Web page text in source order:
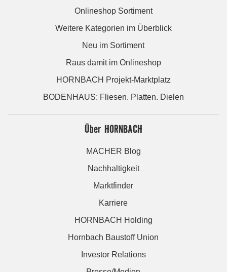
Onlineshop Sortiment
Weitere Kategorien im Überblick
Neu im Sortiment
Raus damit im Onlineshop
HORNBACH Projekt-Marktplatz
BODENHAUS: Fliesen. Platten. Dielen
Über HORNBACH
MACHER Blog
Nachhaltigkeit
Marktfinder
Karriere
HORNBACH Holding
Hornbach Baustoff Union
Investor Relations